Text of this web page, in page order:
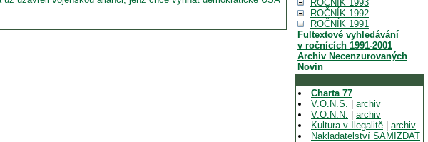
ROČNÍK 1993
ROČNÍK 1992
ROČNÍK 1991
Fultextové vyhledávání
v ročnících 1991-2001
Archiv Necenzurovaných
Novin
Charta 77
V.O.N.S.
archiv
V.O.N.N.
archiv
Kultura v Ilegalitě
archiv
Nakladatelství SAMIZDAT